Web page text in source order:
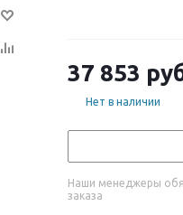
37 853
Нет в наличии
Наши менеджеры
заказа